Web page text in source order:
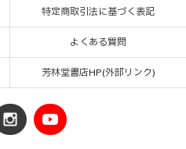
特定商取引法に基づく表記
よくある質問
芳林堂書店HP(外部リンク)